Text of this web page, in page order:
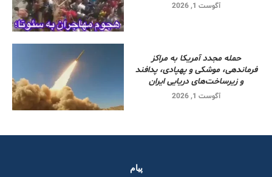
آگوست 1, 2026
حمله مجدد آمریکا به مراکز
فرماندهی، موشکی و پهپادی، پدافند
و زیرساخت‌های دریایی ایران
آگوست 1, 2026
پیام